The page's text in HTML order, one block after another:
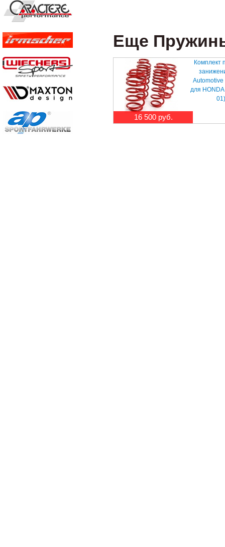
Еще
16 500 руб.
Комплект
Automotive
для
01)